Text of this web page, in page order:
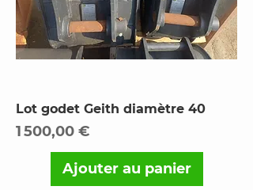
Lot godet Geith diamètre 40
Prix
1 500,00 €
Ajouter au panier